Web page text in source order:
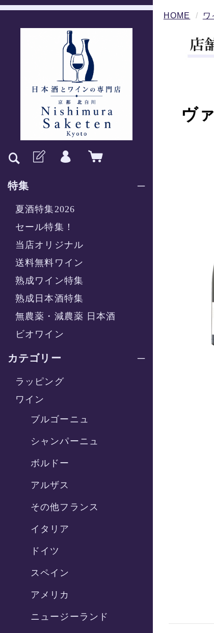
特集
夏酒特集2026
セール特集！
当店オリジナル
送料無料ワイン
熟成ワイン特集
熟成日本酒特集
無農薬・減農薬 日本酒
ビオワイン
カテゴリー
ラッピング
ワイン
ブルゴーニュ
シャンパーニュ
ボルドー
アルザス
その他フランス
イタリア
ドイツ
スペイン
アメリカ
ニュージーランド
HOME ワ
ヴ